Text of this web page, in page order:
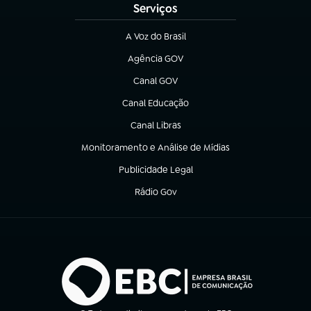
Serviços
A Voz do Brasil
(abre em nova aba)
Agência GOV
(abre em nova aba)
Canal GOV
(abre em nova aba)
Canal Educação
(abre em nova aba)
Canal Libras
(abre em nova aba)
Monitoramento e Análise de Mídias
(abre em nova aba)
Publicidade Legal
(abre em nova aba)
Rádio Gov
(abre em nova aba)